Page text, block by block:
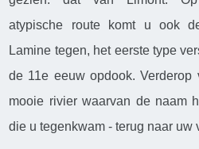
atypische route komt u ook
Lamine tegen, het eerste type
de 11e eeuw opdook.
mooie rivier waarvan de naam
die u tegenkwam - terug naar uw